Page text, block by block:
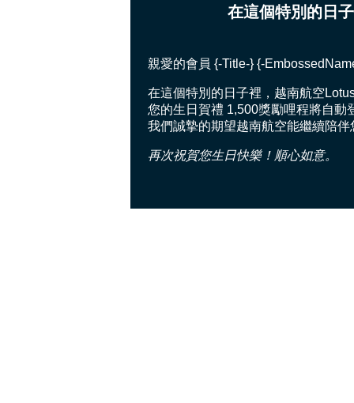
在這個特別的日
親愛的會員 {-Title-} {-
在這個特別的日子裡，越南航空
您的生日賀禮 1,500獎勵哩程將自動
我們誠摯的期望越南航空能繼續陪
再次祝賀您生日快樂！順心如意。